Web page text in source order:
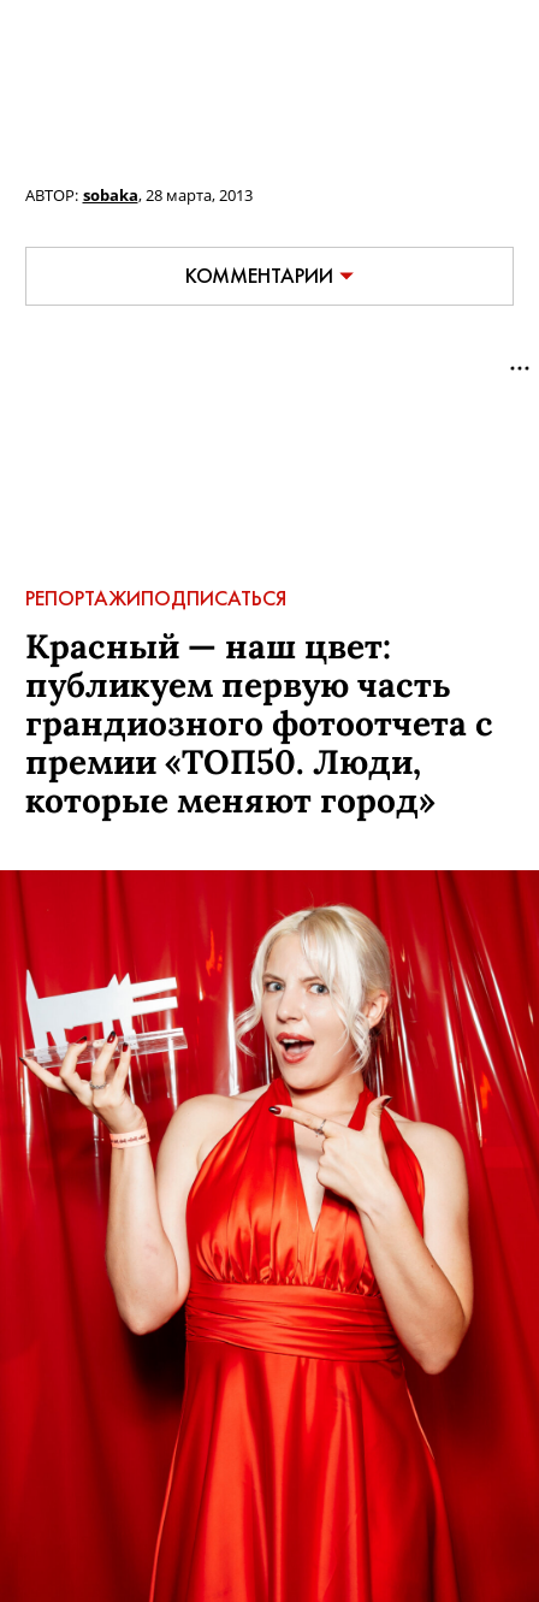
АВТОР: sobaka,28 марта, 2013
КОММЕНТАРИИ
РЕПОРТАЖИПОДПИСАТЬСЯ
Красный — наш цвет:
публикуем первую часть
грандиозного фотоотчета с
премии «ТОП50. Люди,
которые меняют город»